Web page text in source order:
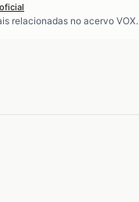
relacionadas no acervo VOX.